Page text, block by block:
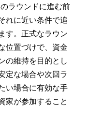
ラウンドに進む前
れに近い条件で追
す。正式なラウン
位置づけで、資金
の維持を目的とし
定な場合や次回ラ
い場合に有効な手
家が参加すること